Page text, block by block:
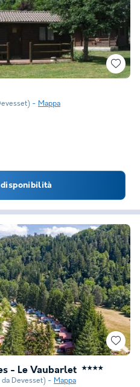
Mappa
- Le Vaubarlet ★★★★
da Devesset) Mappa